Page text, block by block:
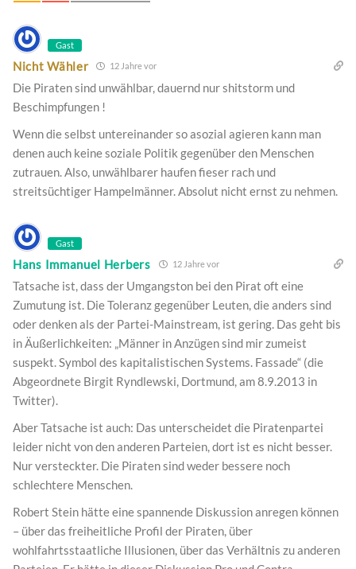
Gast
Nicht Wähler 12 Jahre vor
Die Piraten sind unwählbar, dauernd nur shitstorm und
Beschimpfungen !
Wenn die selbst untereinander so asozial agieren kann man
denen auch keine soziale Politik gegenüber den Menschen
zutrauen. Also, unwählbarer haufen fieser rach und
streitsüchtiger Hampelmänner. Absolut nicht ernst zu nehmen.
Gast
Hans Immanuel Herbers 12 Jahre vor
Tatsache ist, dass der Umgangston bei den Pirat oft eine
Zumutung ist. Die Toleranz gegenüber Leuten, die anders sind
oder denken als der Partei-Mainstream, ist gering. Das geht bis
in Äußerlichkeiten: „Männer in Anzügen sind mir zumeist
suspekt. Symbol des kapitalistischen Systems. Fassade“ (die
Abgeordnete Birgit Ryndlewski, Dortmund, am 8.9.2013 in
Twitter).
Aber Tatsache ist auch: Das unterscheidet die Piratenpartei
leider nicht von den anderen Parteien, dort ist es nicht besser.
Nur versteckter. Die Piraten sind weder bessere noch
schlechtere Menschen.
Robert Stein hätte eine spannende Diskussion anregen können
– über das freiheitliche Profil der Piraten, über
wohlfahrtsstaatliche Illusionen, über das Verhältnis zu anderen